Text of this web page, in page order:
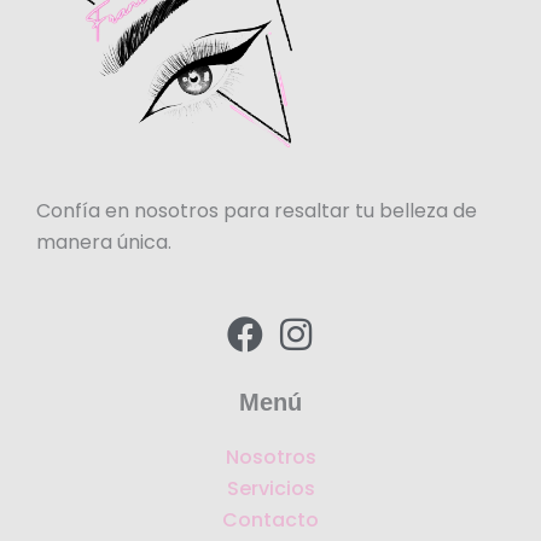
Confía en nosotros para resaltar tu belleza de
manera única.
F
a
c
e
b
o
I
s
t
a
g
Menú
Nosotros
Servicios
Contacto